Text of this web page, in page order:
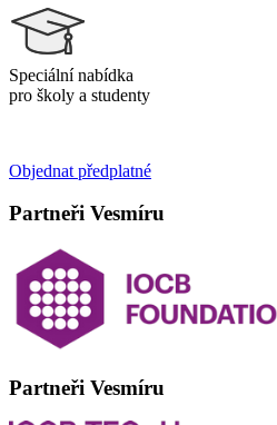
Speciální nabídka
pro školy a studenty
Objednat předplatné
Partneři Vesmíru
Partneři Vesmíru